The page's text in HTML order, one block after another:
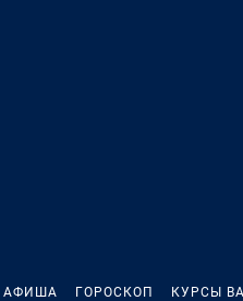
АФИША ГОРОСКОП КУРСЫ